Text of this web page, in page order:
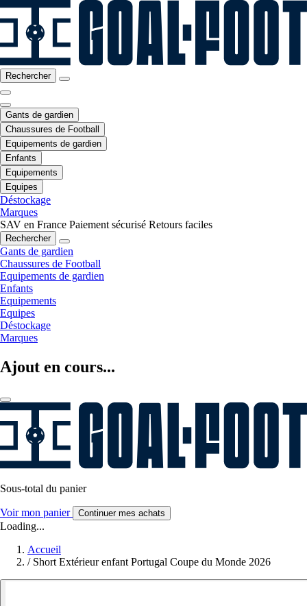
Rechercher
Gants de gardien
Chaussures de Football
Equipements de gardien
Enfants
Equipements
Equipes
Déstockage
Marques
SAV en France Paiement sécurisé Retours faciles
Rechercher
Gants de gardien
Chaussures de Football
Equipements de gardien
Enfants
Equipements
Equipes
Déstockage
Marques
Ajout en cours...
Sous-total du panier
Voir mon panier Continuer mes achats
Loading...
Accueil
/ Short Extérieur enfant Portugal Coupe du Monde 2026